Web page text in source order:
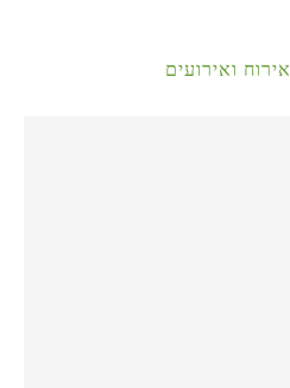
אירוח ואירועים